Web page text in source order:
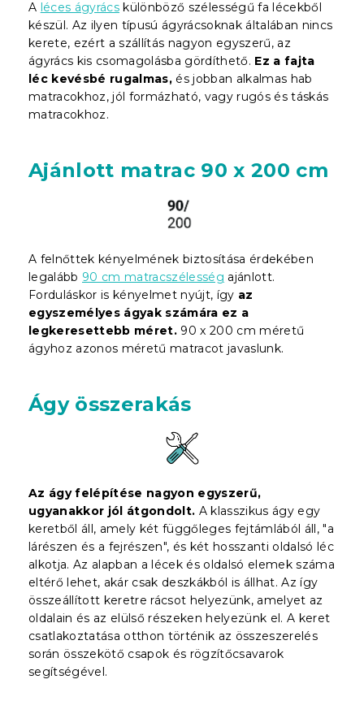
A léces ágyrács különböző szélességű fa lécekből
készül. Az ilyen típusú ágyrácsoknak általában nincs
kerete, ezért a szállítás nagyon egyszerű, az
ágyrács kis csomagolásba gördíthető. Ez a fajta
léc kevésbé rugalmas, és jobban alkalmas hab
matracokhoz, jól formázható, vagy rugós és táskás
matracokhoz.
Ajánlott matrac 90 x 200 cm
A felnőttek kényelmének biztosítása érdekében
legalább 90 cm matracszélesség ajánlott.
Forduláskor is kényelmet nyújt, így az
egyszemélyes ágyak számára ez a
legkeresettebb méret. 90 x 200 cm méretű
ágyhoz azonos méretű matracot javaslunk.
Ágy összerakás
Az ágy felépítése nagyon egyszerű,
ugyanakkor jól átgondolt. A klasszikus ágy egy
keretből áll, amely két függőleges fejtámlából áll, "a
lárészen és a fejrészen", és két hosszanti oldalsó léc
alkotja. Az alapban a lécek és oldalsó elemek száma
eltérő lehet, akár csak deszkákból is állhat. Az így
összeállított keretre rácsot helyezünk, amelyet az
oldalain és az elülső részeken helyezünk el. A keret
csatlakoztatása otthon történik az összeszerelés
során összekötő csapok és rögzítőcsavarok
segítségével.